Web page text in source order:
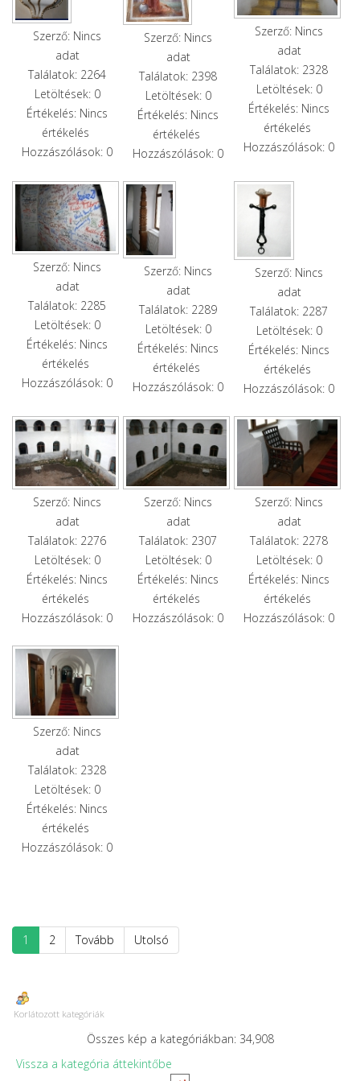
Szerző: Nincs
adat
Találatok: 2264
Letöltések: 0
Értékelés: Nincs
értékelés
Hozzászólások: 0
Szerző: Nincs
adat
Találatok: 2398
Letöltések: 0
Értékelés: Nincs
értékelés
Hozzászólások: 0
Szerző: Nincs
adat
Találatok: 2328
Letöltések: 0
Értékelés: Nincs
értékelés
Hozzászólások: 0
Szerző: Nincs
adat
Találatok: 2285
Letöltések: 0
Értékelés: Nincs
értékelés
Hozzászólások: 0
Szerző: Nincs
adat
Találatok: 2289
Letöltések: 0
Értékelés: Nincs
értékelés
Hozzászólások: 0
Szerző: Nincs
adat
Találatok: 2287
Letöltések: 0
Értékelés: Nincs
értékelés
Hozzászólások: 0
Szerző: Nincs
adat
Találatok: 2276
Letöltések: 0
Értékelés: Nincs
értékelés
Hozzászólások: 0
Szerző: Nincs
adat
Találatok: 2307
Letöltések: 0
Értékelés: Nincs
értékelés
Hozzászólások: 0
Szerző: Nincs
adat
Találatok: 2278
Letöltések: 0
Értékelés: Nincs
értékelés
Hozzászólások: 0
Szerző: Nincs
adat
Találatok: 2328
Letöltések: 0
Értékelés: Nincs
értékelés
Hozzászólások: 0
1 2 Tovább Utolsó
Korlátozott kategóriák
Összes kép a kategóriákban: 34,908
Vissza a kategória áttekintőbe